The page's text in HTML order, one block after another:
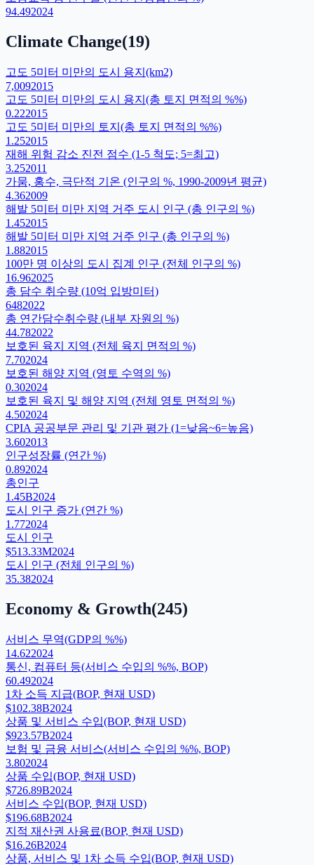
94.492024
Climate Change(19)
고도 5미터 미만의 도시 용지(km2)
7,0092015
고도 5미터 미만의 도시 용지(총 토지 면적의 %%)
0.222015
고도 5미터 미만의 토지(총 토지 면적의 %%)
1.252015
재해 위험 감소 진전 점수 (1-5 척도; 5=최고)
3.252011
가뭄, 홍수, 극단적 기온 (인구의 %, 1990-2009년 평균)
4.362009
해발 5미터 미만 지역 거주 도시 인구 (총 인구의 %)
1.452015
해발 5미터 미만 지역 거주 인구 (총 인구의 %)
1.882015
100만 명 이상의 도시 집계 인구 (전체 인구의 %)
16.962025
총 담수 취수량 (10억 입방미터)
6482022
총 연간담수취수량 (내부 자원의 %)
44.782022
보호된 육지 지역 (전체 육지 면적의 %)
7.702024
보호된 해양 지역 (영토 수역의 %)
0.302024
보호된 육지 및 해양 지역 (전체 영토 면적의 %)
4.502024
CPIA 공공부문 관리 및 기관 평가 (1=낮음~6=높음)
3.602013
인구성장률 (연간 %)
0.892024
총인구
1.45B2024
도시 인구 증가 (연간 %)
1.772024
도시 인구
$513.33M2024
도시 인구 (전체 인구의 %)
35.382024
Economy & Growth(245)
서비스 무역(GDP의 %%)
14.622024
통신, 컴퓨터 등(서비스 수입의 %%, BOP)
60.492024
1차 소득 지급(BOP, 현재 USD)
$102.38B2024
상품 및 서비스 수입(BOP, 현재 USD)
$923.57B2024
보험 및 금융 서비스(서비스 수입의 %%, BOP)
3.802024
상품 수입(BOP, 현재 USD)
$726.89B2024
서비스 수입(BOP, 현재 USD)
$196.68B2024
지적 재산권 사용료(BOP, 현재 USD)
$16.26B2024
상품, 서비스 및 1차 소득 수입(BOP, 현재 USD)